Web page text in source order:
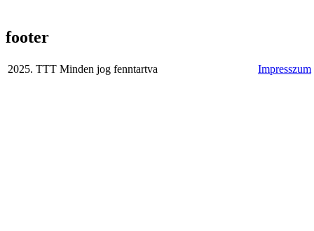
footer
2025. TTT Minden jog fenntartva Impresszum